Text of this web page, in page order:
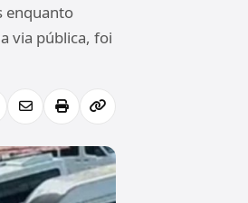
enquanto
via pública, foi